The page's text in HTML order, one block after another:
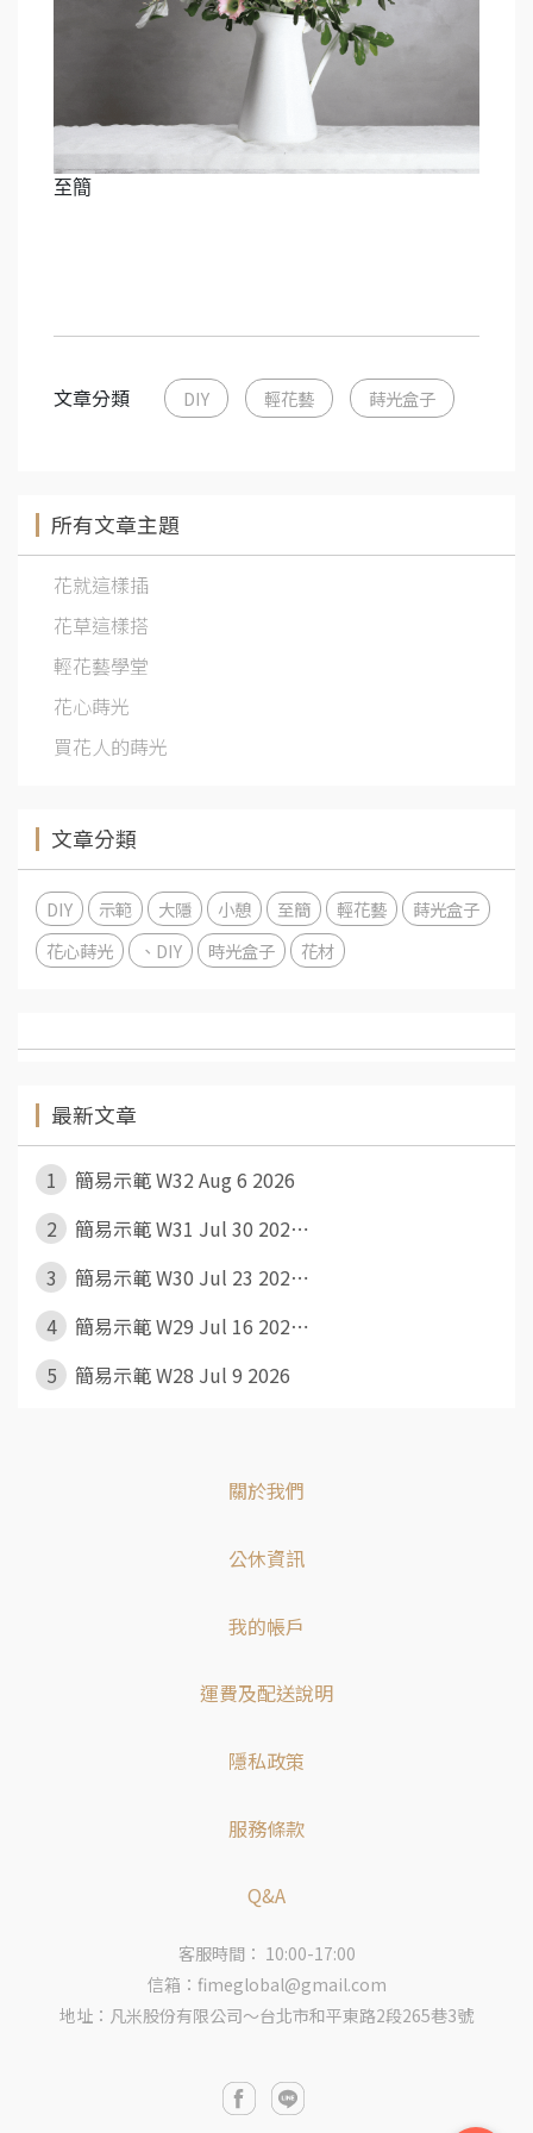
至簡
文章分類 DIY 輕花藝 蒔光盒子
所有文章主題
花就這樣插
花草這樣搭
輕花藝學堂
花心蒔光
買花人的蒔光
文章分類
DIY 示範 大隱 小憩 至簡 輕花藝
蒔光盒子
花心蒔光
、DIY 時光盒子 花材
最新文章
1
簡易示範 W32 Aug 6 2026
2
簡易示範 W31 Jul 30 202⋯
3
簡易示範 W30 Jul 23 202⋯
4
簡易示範 W29 Jul 16 202⋯
5
簡易示範 W28 Jul 9 2026
關於我們
公休資訊
我的帳戶
運費及配送說明
隱私政策
服務條款
Q&A
客服時間： 10:00-17:00
信箱：fimeglobal@gmail.com
地址：凡米股份有限公司～台北市和平東路2段265巷3號